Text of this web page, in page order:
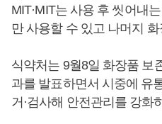
MIT·MIT는 사용 후 씻어내
만 사용할 수 있고 나머지
식약처는 9월8일 화장품 보
과를 발표하면서 시중에 유
거·검사해 안전관리를 강화